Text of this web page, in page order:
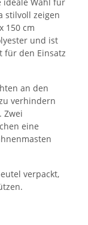
stilvoll zeigen
150 cm
und ist
für den Einsatz
an den
verhindern
Zwei
eine
verpackt,